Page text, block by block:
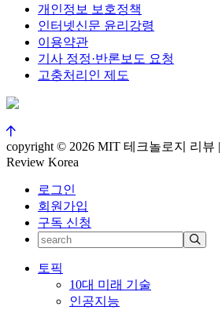
개인정보 보호정책
인터넷신문 윤리강령
이용약관
기사 정정·반론보도 요청
고충처리인 제도
copyright © 2026 MIT 테크놀로지 리뷰
Review Korea
로그인
회원가입
구독 신청
토픽
10대 미래 기술
인공지능